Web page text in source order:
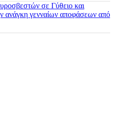
σε Γύθειο και
ανάγκη γενναίων αποφάσεων από